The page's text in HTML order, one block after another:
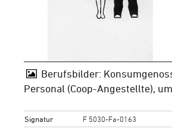
Berufsbilder:
Personal (Coop-Angestellte),
Signatur
F 5030-Fa-0163